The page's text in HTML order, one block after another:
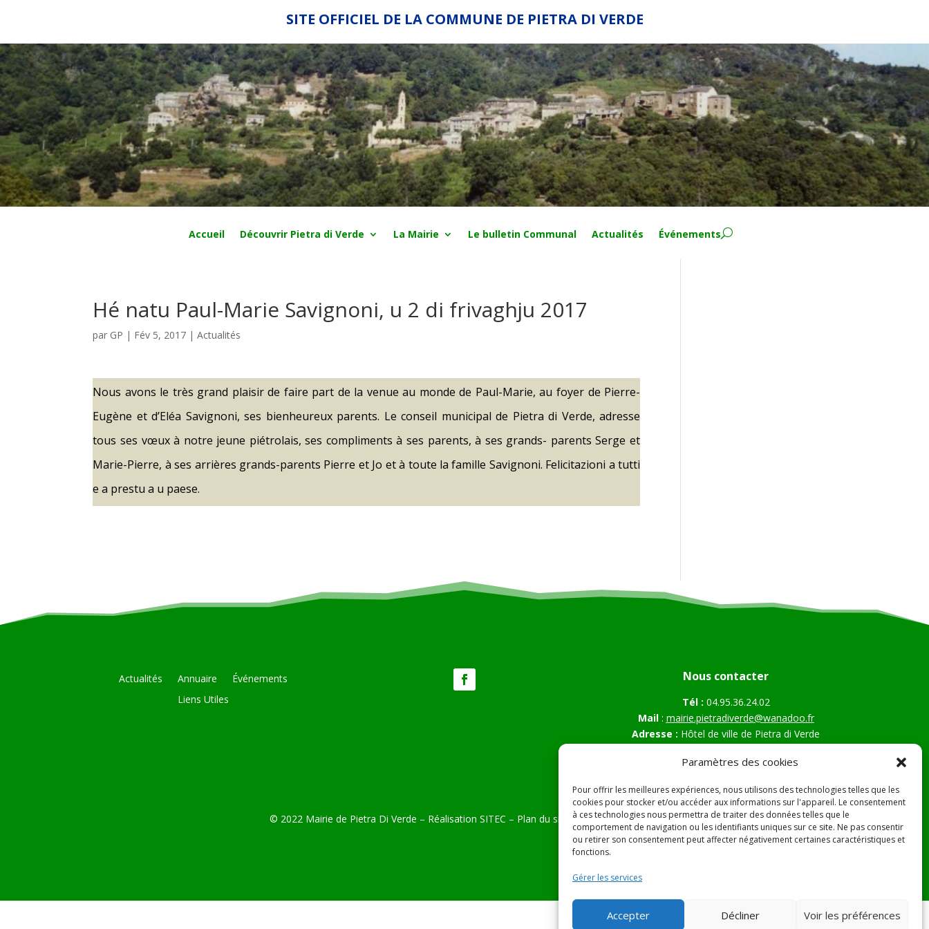
Paramètres des cookies
Pour offrir les meilleures expériences, nous utilisons des technologies telles que les
cookies pour stocker et/ou accéder aux informations sur l'appareil. Le consentement
à ces technologies nous permettra de traiter des données telles que le
comportement de navigation ou les identifiants uniques sur ce site. Ne pas consentir
ou retirer son consentement peut affecter négativement certaines caractéristiques et
fonctions.
Gérer les services
Accepter Décliner Voir les préférences
SITE OFFICIEL DE LA COMMUNE DE PIETRA DI VERDE
Accueil Découvrir Pietra di Verde La Mairie Le bulletin Communal Actualités Événements
Hé natu Paul-Marie Savignoni, u 2 di frivaghju 2017
par GP | Fév 5, 2017 |Actualités
Nous avons le très grand plaisir de faire part de la venue au monde de Paul-Marie, au foyer de Pierre-
Eugène et d’Eléa Savignoni, ses bienheureux parents. Le conseil municipal de Pietra di Verde, adresse
tous ses vœux à notre jeune piétrolais, ses compliments à ses parents, à ses grands- parents Serge et
Marie-Pierre, à ses arrières grands-parents Pierre et Jo et à toute la famille Savignoni. Felicitazioni a tutti
e a prestu a u paese.
Actualités Annuaire
Événements
Liens Utiles
Nous contacter
Tél : 04.95.36.24.02
Mail: mairie.pietradiverde@wanadoo.fr
Adresse : Hôtel de ville de Pietra di Verde
20230 Pietra di Verde
© 2022 Mairie de Pietra Di Verde – Réalisation SITEC – Plan du site – Mentions Légales